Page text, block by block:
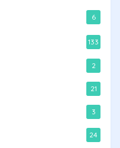
6
133
2
21
3
24